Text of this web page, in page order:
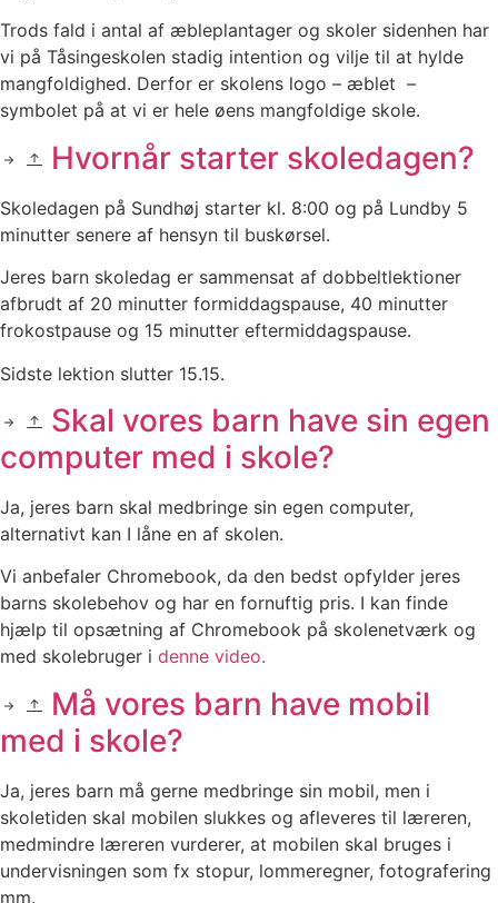
Trods fald i antal af æbleplantager og skoler sidenhen har
vi på Tåsingeskolen stadig intention og vilje til at hylde
mangfoldighed. Derfor er skolens logo – æblet –
symbolet på at vi er hele øens mangfoldige skole.
Hvornår starter skoledagen?
Skoledagen på Sundhøj starter kl. 8:00 og på Lundby 5
minutter senere af hensyn til buskørsel.
Jeres barn skoledag er sammensat af dobbeltlektioner
afbrudt af 20 minutter formiddagspause, 40 minutter
frokostpause og 15 minutter eftermiddagspause.
Sidste lektion slutter 15.15.
Skal vores barn have sin egen
computer med i skole?
Ja, jeres barn skal medbringe sin egen computer,
alternativt kan I låne en af skolen.
Vi anbefaler Chromebook, da den bedst opfylder jeres
barns skolebehov og har en fornuftig pris. I kan finde
hjælp til opsætning af Chromebook på skolenetværk og
med skolebruger i denne video.
Må vores barn have mobil
med i skole?
Ja, jeres barn må gerne medbringe sin mobil, men i
skoletiden skal mobilen slukkes og afleveres til læreren,
medmindre læreren vurderer, at mobilen skal bruges i
undervisningen som fx stopur, lommeregner, fotografering
mm.